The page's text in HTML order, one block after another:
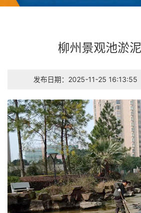
柳州景观池淤
发布日期：2025-11-25 16:13:55